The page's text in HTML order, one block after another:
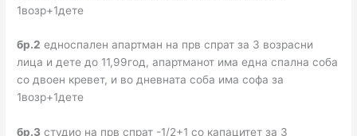
1возр+1дете
бр.2 едноспален апартман на прв спрат за 3 возрасни
лица и дете до 11,99год, апартманот има една спална соба
со двоен кревет, и во дневната соба има софа за
1возр+1дете
бр.3 студио на прв спрат -1/2+1 со капацитет за 3